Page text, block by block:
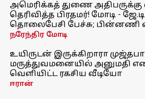
அமெரிக்கத் துணை அதிபருக்கு
தெரிவித்த பிரதமர்! மோடி -
தொலைபேசி பேச்சு; பின்னணி
நரேந்திர மோடி
உயிருடன் இருக்கிறாரா
மருத்துவமனையில் அனுமதி
வெளியிட்ட ரகசிய வீடியோ
ஈரான்